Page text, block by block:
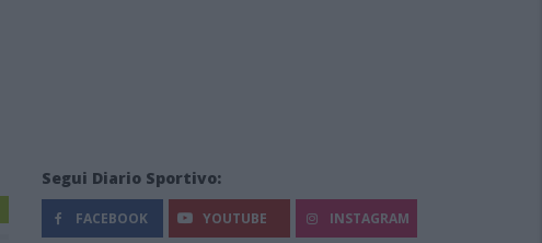
Segui Diario Sportivo:
FACEBOOK YOUTUBE INSTAGRAM